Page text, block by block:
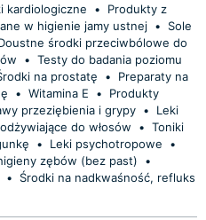
kardiologiczne •
Produkty z
w higienie jamy ustnej •
Sole
środki przeciwbólowe do
• Testy do badania poziomu
na prostatę •
Preparaty na
• Witamina E •
Produkty
przeziębienia i grypy •
Leki
do włosów • Toniki
• Leki psychotropowe
•
zębów (bez past)
•
•
Środki na nadkwaśność, refluks